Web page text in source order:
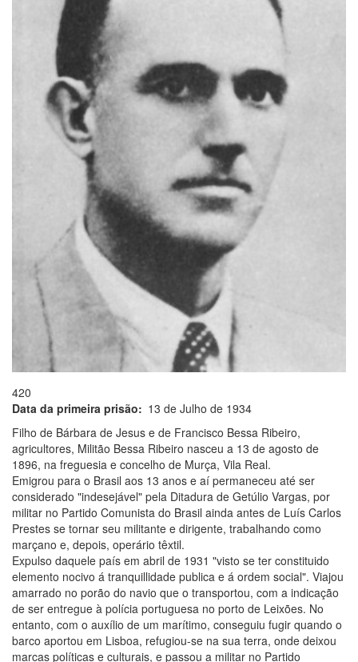
420
Data da primeira prisão
13 de Julho de 1934
Filho de Bárbara de Jesus e de Francisco Bessa Ribeiro,
agricultores, Militão Bessa Ribeiro nasceu a 13 de agosto de
1896, na freguesia e concelho de Murça, Vila Real.
Emigrou para o Brasil aos 13 anos e aí permaneceu até ser
considerado "indesejável" pela Ditadura de Getúlio Vargas, por
militar no Partido Comunista do Brasil ainda antes de Luís Carlos
Prestes se tornar seu militante e dirigente, trabalhando como
marçano e, depois, operário têxtil.
Expulso daquele país em abril de 1931 "visto se ter constituido
elemento nocivo á tranquillidade publica e á ordem social". Viajou
amarrado no porão do navio que o transportou, com a indicação
de ser entregue à polícia portuguesa no porto de Leixões. No
entanto, com o auxílio de um marítimo, conseguiu fugir quando o
barco aportou em Lisboa, refugiou-se na sua terra, onde deixou
marcas políticas e culturais, e passou a militar no Partido